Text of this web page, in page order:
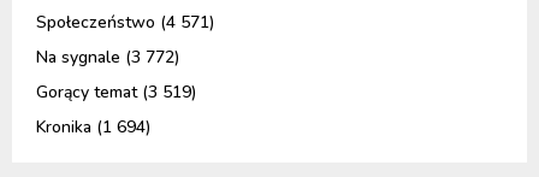
Społeczeństwo (4 571)
Na sygnale (3 772)
Gorący temat(3 519)
Kronika (1 694)